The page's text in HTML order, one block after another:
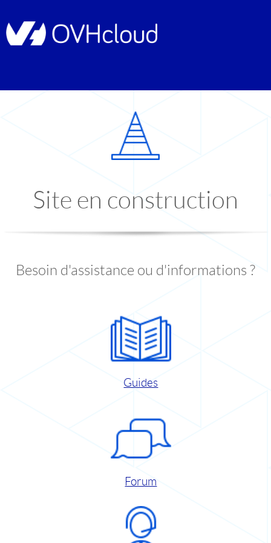
Site en construction
Besoin d'assistance ou d'informations ?
Guides
Forum